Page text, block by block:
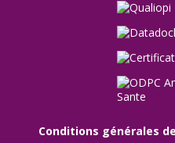
Conditions générales